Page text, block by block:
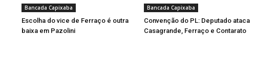
Bancada Capixaba
Escolha do vice de Ferraço é outra
baixa em Pazolini
Bancada Capixaba
Convenção do PL: Deputado ataca
Casagrande, Ferraço e Contarato